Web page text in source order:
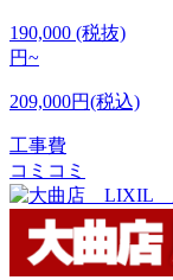
190,000 (税抜)
円~
209,000円(税込)
工事費
コミコミ